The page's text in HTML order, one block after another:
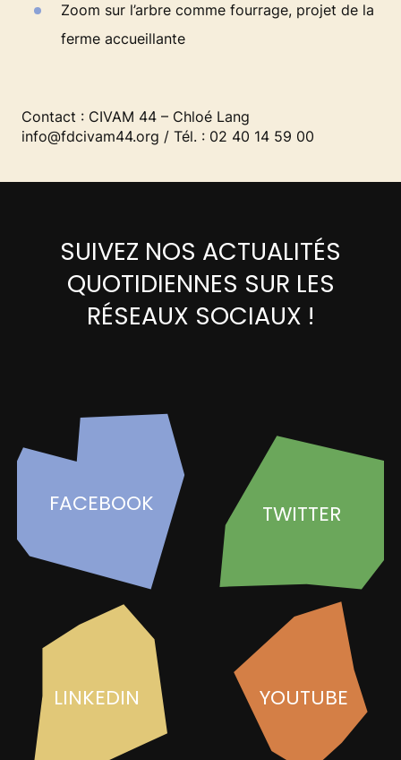
Zoom sur l’arbre comme fourrage, projet de la
ferme accueillante
Contact : CIVAM 44 – Chloé Lang
info@fdcivam44.org / Tél. : 02 40 14 59 00
SUIVEZ NOS ACTUALITÉS
QUOTIDIENNES SUR LES
RÉSEAUX SOCIAUX !
FACEBOOK TWITTER
LINKEDIN YOUTUBE